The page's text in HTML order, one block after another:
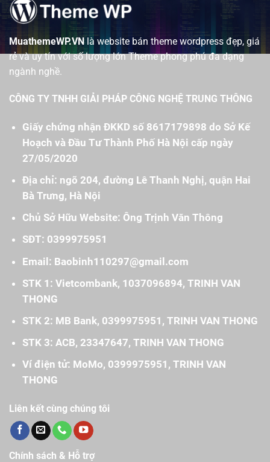
MuathemeWP.VNlà website bán theme wordpress đẹp, giá
rẻ và uy tín với số lượng lớn Theme phong phú đa dạng
ngành nghề.
CÔNG TY TNHH GIẢI PHÁP CÔNG NGHỆ TRUNG THÔNG
Giấy chứng nhận ĐKKD số 8617179898 do Sở Kế
Hoạch và Đầu Tư Thành Phố Hà Nội cấp ngày
27/05/2020
Địa chỉ: ngõ 204, đường Lê Thanh Nghị, quận Hai
Bà Trưng, Hà Nội
Chủ Sở Hữu Website: Ông Trịnh Văn Thông
SĐT: 0399975951
Email: Baobinh110297@gmail.com
STK 1: Vietcombank, 1037096894, TRINH VAN
THONG
STK 2: MB Bank, 0399975951, TRINH VAN THONG
STK 3: ACB, 23347647, TRINH VAN THONG
Ví điện tử: MoMo, 0399975951, TRINH VAN
THONG
Liên kết cùng chúng tôi
Chính sách & Hỗ trợ